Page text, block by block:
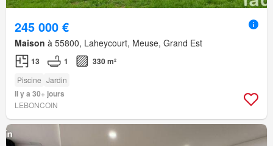
245 000 €
Maison à 55800, Laheycourt, Meuse, Grand Est
13 1 330 m²
Piscine Jardin
Il y a 30+ jours
LEBONCOIN